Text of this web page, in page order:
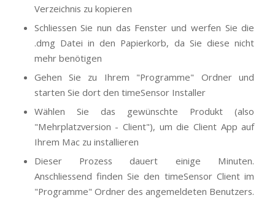
Verzeichnis zu kopieren
Schliessen Sie nun das Fenster und werfen Sie die
.dmg Datei in den Papierkorb, da Sie diese nicht
mehr benötigen
Gehen Sie zu Ihrem "Programme" Ordner und
starten Sie dort den timeSensor Installer
Wählen Sie das gewünschte Produkt (also
"Mehrplatzversion - Client"), um die Client App auf
Ihrem Mac zu installieren
Dieser Prozess dauert einige Minuten.
Anschliessend finden Sie den timeSensor Client im
"Programme" Ordner des angemeldeten Benutzers.